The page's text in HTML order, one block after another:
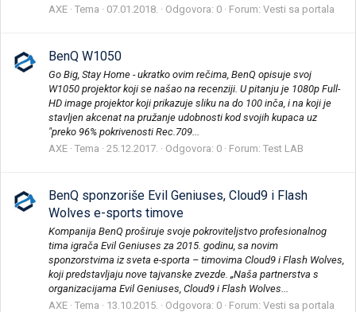
AXE Tema 07.01.2018. Odgovora: 0 Forum: Vesti sa portala
BenQ W1050
Go Big, Stay Home - ukratko ovim rečima, BenQ opisuje svoj
W1050 projektor koji se našao na recenziji. U pitanju je 1080p Full-
HD image projektor koji prikazuje sliku na do 100 inča, i na koji je
stavljen akcenat na pružanje udobnosti kod svojih kupaca uz
"preko 96% pokrivenosti Rec.709...
AXE Tema 25.12.2017. Odgovora: 0 Forum: Test LAB
BenQ sponzoriše Evil Geniuses, Cloud9 i Flash
Wolves e-sports timove
Kompanija BenQ proširuje svoje pokroviteljstvo profesionalnog
tima igrača Evil Geniuses za 2015. godinu, sa novim
sponzorstvima iz sveta e-sporta – timovima Cloud9 i Flash Wolves,
koji predstavljaju nove tajvanske zvezde. „Naša partnerstva s
organizacijama Evil Geniuses, Cloud9 i Flash Wolves...
AXE Tema 13.10.2015. Odgovora: 0 Forum: Vesti sa portala